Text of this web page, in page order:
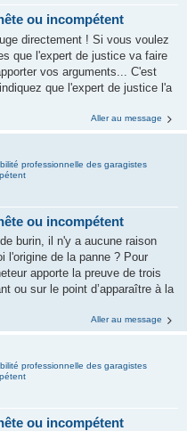
ou incompétent
directement ! Si vous voulez
que l'expert de justice va faire
vos arguments... C'est
que l'expert de justice l'a
Aller au message
professionnelle des garagistes
ou incompétent
burin, il n'y a aucune raison
l'origine de la panne ? Pour
apporte la preuve de trois
ou sur le point d’apparaître à la
Aller au message
professionnelle des garagistes
ou incompétent